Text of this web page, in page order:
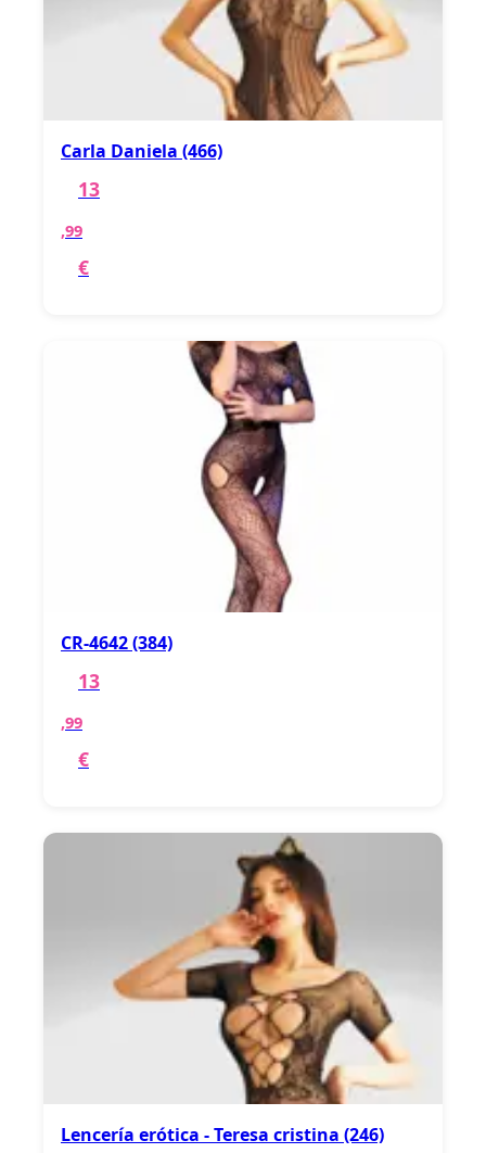
Carla Daniela (466)
13
,99
€
CR-4642 (384)
13
,99
€
Lencería erótica - Teresa cristina (246)